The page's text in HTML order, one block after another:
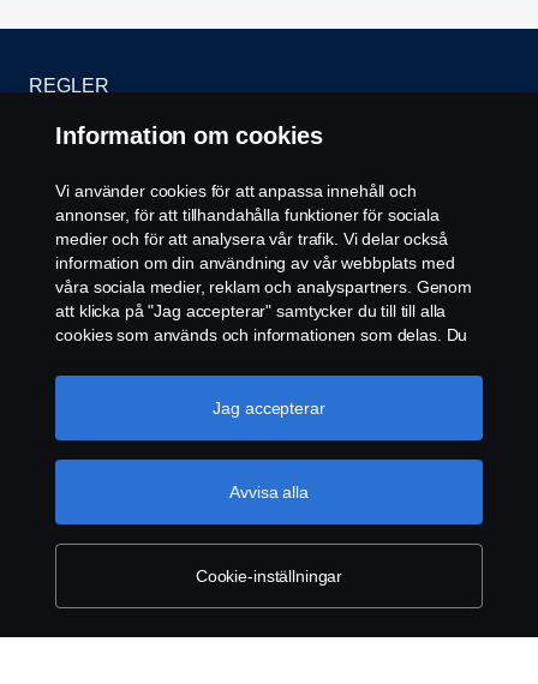
REGLER
INTEGRITETSPOLICY
WHISTLEBLOWING
KONTAKT
ÅTERFÖRSÄLJARE
COOKIE POLICY
© Copyright Scania 2026. Scania Sverige AB, Box
Information om cookies
Vi använder cookies för att anpassa innehåll och
annonser, för att tillhandahålla funktioner för sociala
medier och för att analysera vår trafik. Vi delar också
information om din användning av vår webbplats med
våra sociala medier, reklam och analyspartners. Genom
att klicka på "Jag accepterar" samtycker du till till alla
cookies som används och informationen som delas. Du
"Cookie-inställningar" och välja de kategorier du vill
acceptera. För en mer detaljerad förklaring av hur vi
Cookie-inställningar
Avvisa alla
Jag accepterar